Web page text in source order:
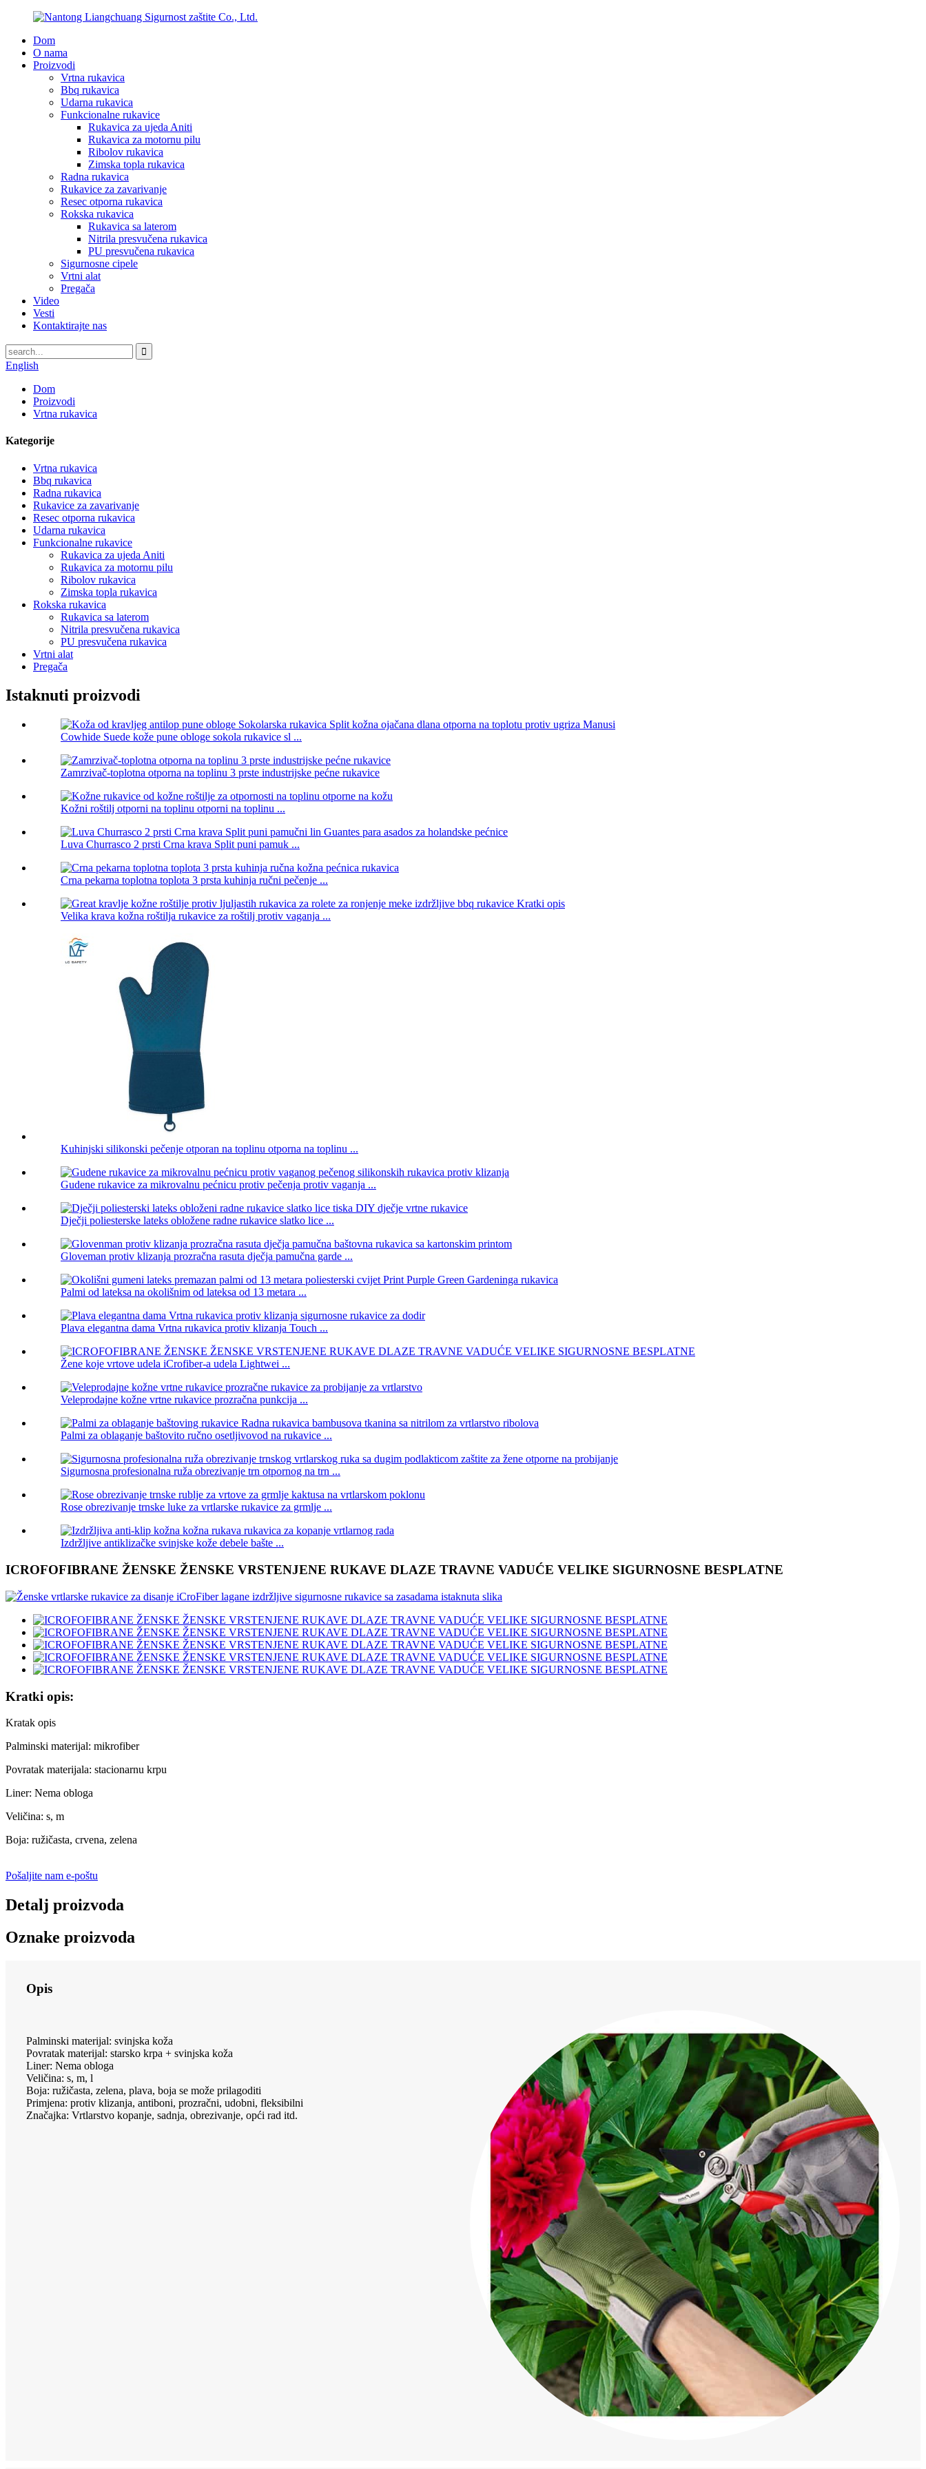
Dom
O nama
Proizvodi
Vrtna rukavica
Bbq rukavica
Udarna rukavica
Funkcionalne rukavice
Rukavica za ujeda Aniti
Rukavica za motornu pilu
Ribolov rukavica
Zimska topla rukavica
Radna rukavica
Rukavice za zavarivanje
Resec otporna rukavica
Rokska rukavica
Rukavica sa laterom
Nitrila presvučena rukavica
PU presvučena rukavica
Sigurnosne cipele
Vrtni alat
Pregača
Video
Vesti
Kontaktirajte nas
English
Dom
Proizvodi
Vrtna rukavica
Kategorije
Vrtna rukavica
Bbq rukavica
Radna rukavica
Rukavice za zavarivanje
Resec otporna rukavica
Udarna rukavica
Funkcionalne rukavice
Rukavica za ujeda Aniti
Rukavica za motornu pilu
Ribolov rukavica
Zimska topla rukavica
Rokska rukavica
Rukavica sa laterom
Nitrila presvučena rukavica
PU presvučena rukavica
Vrtni alat
Pregača
Istaknuti proizvodi
Cowhide Suede kože pune obloge sokola rukavice sl ...
Zamrzivač-toplotna otporna na toplinu 3 prste industrijske pećne rukavice
Kožni roštilj otporni na toplinu otporni na toplinu ...
Luva Churrasco 2 prsti Crna krava Split puni pamuk ...
Crna pekarna toplotna toplota 3 prsta kuhinja ručni pečenje ...
Velika krava kožna roštilja rukavice za roštilj protiv vaganja ...
Kuhinjski silikonski pečenje otporan na toplinu otporna na toplinu ...
Gudene rukavice za mikrovalnu pećnicu protiv pečenja protiv vaganja ...
Dječji poliesterske lateks obložene radne rukavice slatko lice ...
Gloveman protiv klizanja prozračna rasuta dječja pamučna garde ...
Palmi od lateksa na okolišnim od lateksa od 13 metara ...
Plava elegantna dama Vrtna rukavica protiv klizanja Touch ...
Žene koje vrtove udela iCrofiber-a udela Lightwei ...
Veleprodajne kožne vrtne rukavice prozračna punkcija ...
Palmi za oblaganje baštovito ručno osetljivovod na rukavice ...
Sigurnosna profesionalna ruža obrezivanje trn otpornog na trn ...
Rose obrezivanje trnske luke za vrtlarske rukavice za grmlje ...
Izdržljive antiklizačke svinjske kože debele bašte ...
ICROFOFIBRANE ŽENSKE ŽENSKE VRSTENJENE RUKAVE DLAZE TRAVNE VADUĆE VELIKE SIGURNOSNE BESPLATNE
Kratki opis:
Kratak opis
Palminski materijal: mikrofiber
Povratak materijala: stacionarnu krpu
Liner: Nema obloga
Veličina: s, m
Boja: ružičasta, crvena, zelena
Pošaljite nam e-poštu
Detalj proizvoda
Oznake proizvoda
Opis
Palminski materijal: svinjska koža
Povratak materijal: starsko krpa + svinjska koža
Liner: Nema obloga
Veličina: s, m, l
Boja: ružičasta, zelena, plava, boja se može prilagoditi
Primjena: protiv klizanja, antiboni, prozračni, udobni, fleksibilni
Značajka: Vrtlarstvo kopanje, sadnja, obrezivanje, opći rad itd.